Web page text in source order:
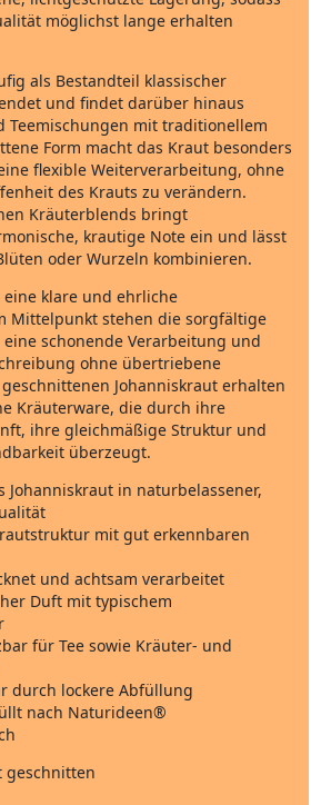
möglichst lange erhalten
als Bestandteil klassischer
und findet darüber hinaus
Teemischungen mit traditionellem
Form macht das Kraut besonders
flexible Weiterverarbeitung, ohne
des Krauts zu verändern.
Kräuterblends bringt
krautige Note ein und lässt
oder Wurzeln kombinieren.
klare und ehrliche
Mittelpunkt stehen die sorgfältige
schonende Verarbeitung und
ohne übertriebene
Johanniskraut erhalten
Kräuterware, die durch ihre
ihre gleichmäßige Struktur und
überzeugt.
Johanniskraut in naturbelassener,
mit gut erkennbaren
und achtsam verarbeitet
Duft mit typischem
für Tee sowie Kräuter‑ und
durch lockere Abfüllung
nach Naturideen®
geschnitten